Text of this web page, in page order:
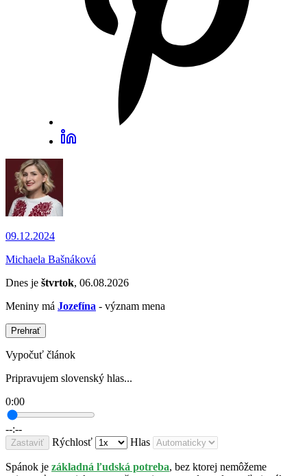
09.12.2024
Michaela Bašnáková
Dnes je štvrtok, 06.08.2026
Meniny má Jozefína - význam mena
Prehrať
Vypočuť článok
Pripravujem slovenský hlas...
0:00
--:--
Zastaviť Rýchlosť Hlas
Spánok je základná ľudská potreba, bez ktorej nemôžeme